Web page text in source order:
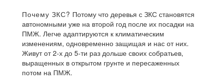
Почему ЗКС? Потому что деревья с ЗКС становятся
автономными уже на второй год после их посадки на
ПМЖ. Легче адаптируются к климатическим
изменениям, одновременно защищая и нас от них.
Живут от 2-х до 5-ти раз дольше своих собратьев,
выращенных в открытом грунте и пересаженных
потом на ПМЖ.